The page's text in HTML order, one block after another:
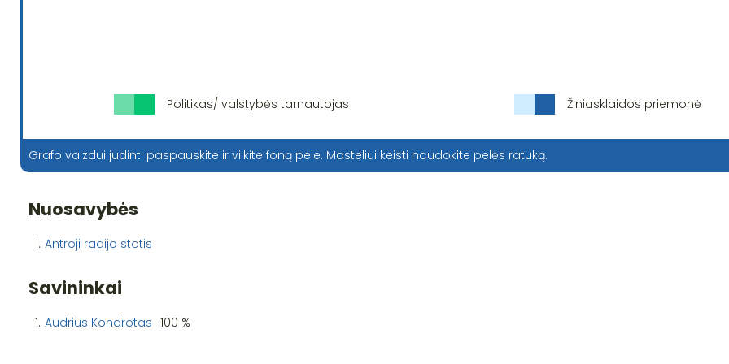
Politikas/ valstybės tarnautojas Žiniasklaidos priemonė
Grafo vaizdui judinti paspauskite ir vilkite foną pele. Masteliui keisti naudokite pelės ratuką.
Nuosavybės
1. Antroji radijo stotis
Savininkai
1. Audrius Kondrotas 100 %